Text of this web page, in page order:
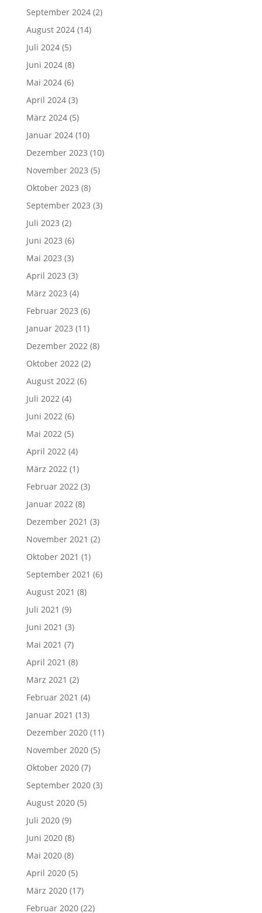
September 2024(2)
August 2024(14)
Juli 2024(5)
Juni 2024(8)
Mai 2024(6)
April 2024(3)
März 2024(5)
Januar 2024(10)
Dezember 2023 (10)
November 2023 (5)
Oktober 2023 (8)
September 2023 (3)
Juli 2023 (2)
Juni 2023 (6)
Mai 2023 (3)
April 2023 (3)
März 2023 (4)
Februar 2023 (6)
Januar 2023 (11)
Dezember 2022(8)
Oktober 2022(2)
August 2022(6)
Juli 2022(4)
Juni 2022(6)
Mai 2022(5)
April 2022(4)
März 2022(1)
Februar 2022(3)
Januar 2022(8)
Dezember 2021 (3)
November 2021 (2)
Oktober 2021 (1)
September 2021 (6)
August 2021 (8)
Juli 2021 (9)
Juni 2021 (3)
Mai 2021 (7)
April 2021 (8)
März 2021 (2)
Februar 2021 (4)
Januar 2021 (13)
Dezember 2020(11)
November 2020(5)
Oktober 2020(7)
September 2020(3)
August 2020(5)
Juli 2020(9)
Juni 2020(8)
Mai 2020(8)
April 2020(5)
März 2020(17)
Februar 2020(22)